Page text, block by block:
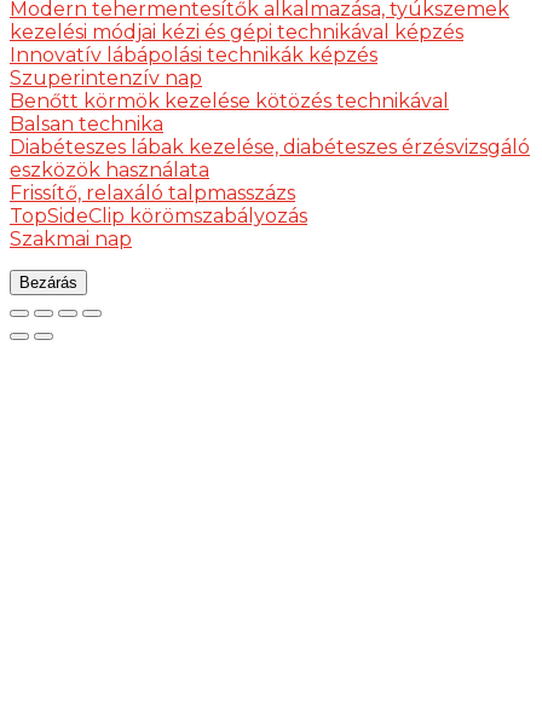
Modern tehermentesítők alkalmazása, tyúkszemek
kezelési módjai kézi és gépi technikával képzés
Innovatív lábápolási technikák képzés
Szuperintenzív nap
Benőtt körmök kezelése kötözés technikával
Balsan technika
Diabéteszes lábak kezelése, diabéteszes érzésvizsgáló
eszközök használata
Frissítő, relaxáló talpmasszázs
TopSideClip körömszabályozás
Szakmai nap
Bezárás